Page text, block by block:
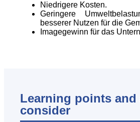
Niedrigere Kosten.
Geringere
besserer Nutzen für die
Imagegewinn für das
Learning points
consider